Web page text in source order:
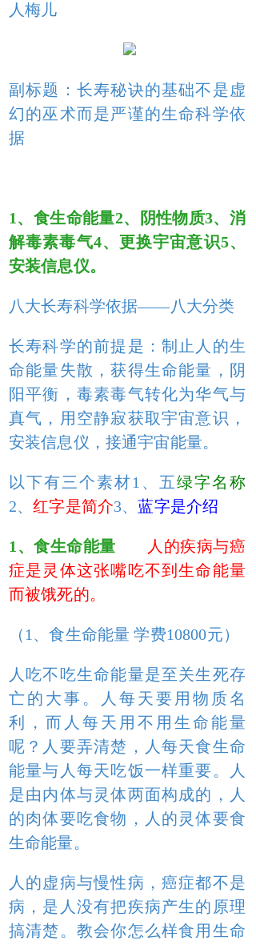
人梅儿
副标题：长寿秘诀的基础不是虚
幻的巫术而是严谨的生命科学依
据
1、食生命能量2、阴性物质3、消
解毒素毒气4、更换宇宙意识5、
安装信息仪。
八大长寿科学依据——八大分类
长寿科学的前提是：制止人的生
命能量失散，获得生命能量，阴
阳平衡，毒素毒气转化为华气与
真气，用空静寂获取宇宙意识，
安装信息仪，接通宇宙能量。
以下有三个素材1、五绿字名称
2、红字是简介3、蓝字是介绍
1、食生命能量
人的疾病与癌
症是灵体这张嘴吃不到生命能量
而被饿死的。
（1、食生命能量 学费10800元）
人吃不吃生命能量是至关生死存
亡的大事。人每天要用物质名
利，而人每天用不用生命能量
呢？人要弄清楚，人每天食生命
能量与人每天吃饭一样重要。人
是由内体与灵体两面构成的，人
的肉体要吃食物，人的灵体要食
生命能量。
人的虚病与慢性病，癌症都不是
病，是人没有把疾病产生的原理
搞清楚。教会你怎么样食用生命